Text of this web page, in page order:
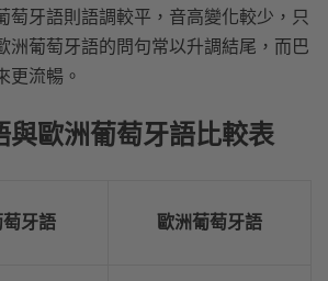
萄牙語則語調較平，音高變化較少，只
洲葡萄牙語的問句常以升調結尾，而巴
更流暢。
與歐洲葡萄牙語比較表
萄牙語 歐洲葡萄牙語